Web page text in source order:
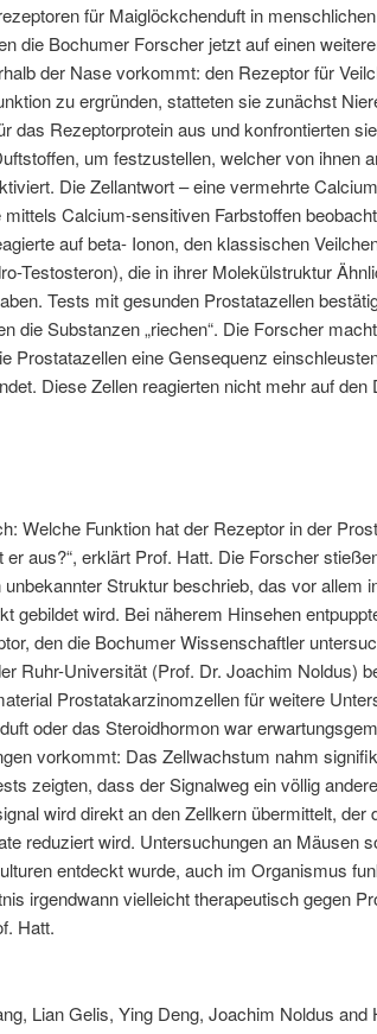
für Maiglöckchenduft in
die Bochumer Forscher jetzt auf einen
der Nase vorkommt: den Rezeptor für
zu ergründen, statteten sie zunächst
das Rezeptorprotein aus und konfrontierten
um festzustellen, welcher von ihnen
Die Zellantwort – eine vermehrte
Calcium-sensitiven Farbstoffen
auf beta- Ionon, den klassischen
Testosteron), die in ihrer Molekülstruktur
Tests mit gesunden Prostatazellen
die Substanzen „riechen“. Die Forscher
Prostatazellen eine Gensequenz
Diese Zellen reagierten nicht mehr auf den
Welche Funktion hat der Rezeptor in der
aus?“, erklärt Prof. Hatt. Die Forscher
Struktur beschrieb, das vor allem
gebildet wird. Bei näherem Hinsehen
den die Bochumer Wissenschaftler
Ruhr-Universität (Prof. Dr. Joachim Noldus)
Prostatakarzinomzellen für weitere
oder das Steroidhormon war
vorkommt: Das Zellwachstum nahm
zeigten, dass der Signalweg ein völlig
wird direkt an den Zellkern übermittelt, der
reduziert wird. Untersuchungen an Mäusen
entdeckt wurde, auch im Organismus
irgendwann vielleicht therapeutisch gegen
Hatt.
Lian Gelis, Ying Deng, Joachim Noldus and